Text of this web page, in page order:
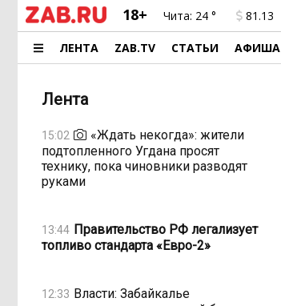
18+ Чита: 24 ° 81.13
ЛЕНТА ZAB.TV СТАТЬИ АФИША
Лента
15:02
«Ждать некогда»: жители
подтопленного Угдана просят
технику, пока чиновники разводят
руками
13:44 Правительство РФ легализует
топливо стандарта «Евро-2»
12:33 Власти: Забайкалье